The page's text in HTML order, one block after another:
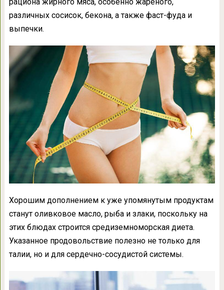
рациона жирного мяса, особенно жареного,
различных сосисок, бекона, а также фаст-фуда и
выпечки.
Хорошим дополнением к уже упомянутым продуктам
станут оливковое масло, рыба и злаки, поскольку на
этих блюдах строится средиземноморская диета.
Указанное продовольствие полезно не только для
талии, но и для сердечно-сосудистой системы.